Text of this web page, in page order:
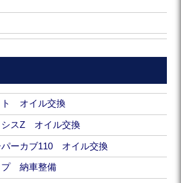
オイル交換
スZ オイル交換
ーカブ110 オイル交換
プ 納車整備